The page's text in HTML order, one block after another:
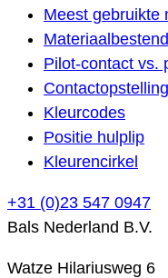
Meest gebruikte
Pilot-contact vs.
Contactopstelling
Kleurcodes
Positie hulplip
Kleurencirkel
+31 (0)23 547 0947
Bals Nederland B.V.
Watze Hilariusweg 6